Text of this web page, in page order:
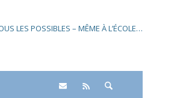
LES POSSIBLES – MÊME À L’ÉCOLE…